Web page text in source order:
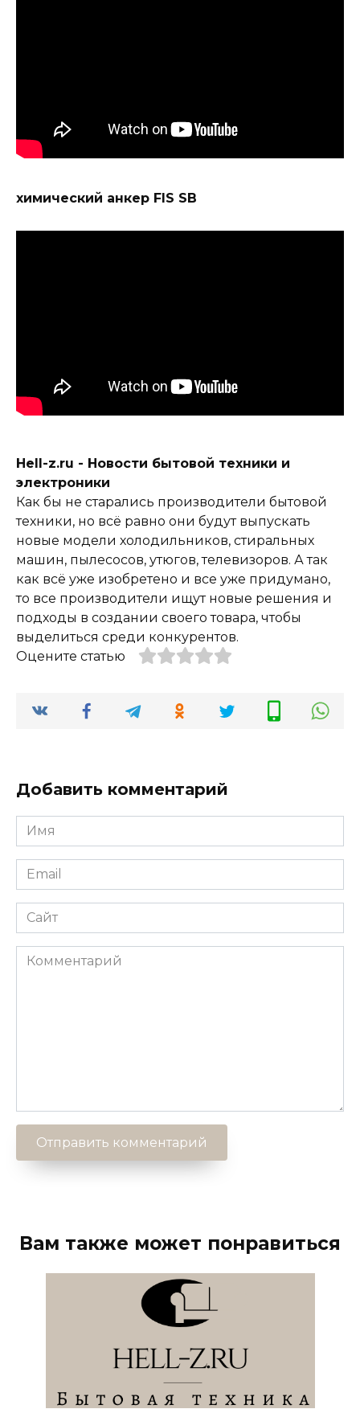
химический анкер FIS SB
Hell-z.ru - Новости бытовой техники и
электроники
Как бы не старались производители бытовой
техники, но всё равно они будут выпускать
новые модели холодильников, стиральных
машин, пылесосов, утюгов, телевизоров. А так
как всё уже изобретено и все уже придумано,
то все производители ищут новые решения и
подходы в создании своего товара, чтобы
выделиться среди конкурентов.
Оцените статью
Добавить комментарий
Имя
*
Email
*
Сайт
Комментарий
Вам также может понравиться